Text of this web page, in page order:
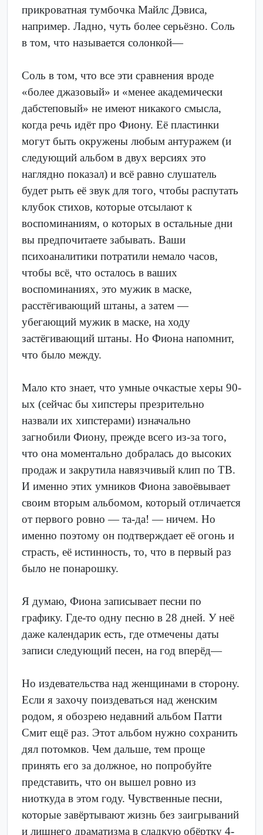
прикроватная тумбочка Майлс Дэвиса,
например. Ладно, чуть более серьёзно. Соль
в том, что называется солонкой—
Соль в том, что все эти сравнения вроде
«более джазовый» и «менее академически
дабстеповый» не имеют никакого смысла,
когда речь идёт про Фиону. Её пластинки
могут быть окружены любым антуражем (и
следующий альбом в двух версиях это
наглядно показал) и всё равно слушатель
будет рыть её звук для того, чтобы распутать
клубок стихов, которые отсылают к
воспоминаниям, о которых в остальные дни
вы предпочитаете забывать. Ваши
психоаналитики потратили немало часов,
чтобы всё, что осталось в ваших
воспоминаниях, это мужик в маске,
расстёгивающий штаны, а затем —
убегающий мужик в маске, на ходу
застёгивающий штаны. Но Фиона напомнит,
что было между.
Мало кто знает, что умные очкастые херы 90-
ых (сейчас бы хипстеры презрительно
назвали их хипстерами) изначально
загнобили Фиону, прежде всего из-за того,
что она моментально добралась до высоких
продаж и закрутила навязчивый клип по ТВ.
И именно этих умников Фиона завоёвывает
своим вторым альбомом, который отличается
от первого ровно — та-да! — ничем. Но
именно поэтому он подтверждает её огонь и
страсть, её истинность, то, что в первый раз
было не понарошку.
Я думаю, Фиона записывает песни по
графику. Где-то одну песню в 28 дней. У неё
даже календарик есть, где отмечены даты
записи следующий песен, на год вперёд—
Но издевательства над женщинами в сторону.
Если я захочу поиздеваться над женским
родом, я обозрею недавний альбом Патти
Смит ещё раз. Этот альбом нужно сохранить
дял потомков. Чем дальше, тем проще
принять его за должное, но попробуйте
представить, что он вышел ровно из
ниоткуда в этом году. Чувственные песни,
которые завёртывают жизнь без заигрываний
и лишнего драматизма в сладкую обёртку 4-